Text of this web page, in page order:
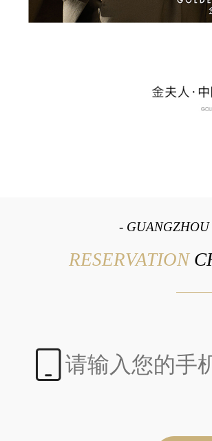
- GUANGZHOU
RESERVATION